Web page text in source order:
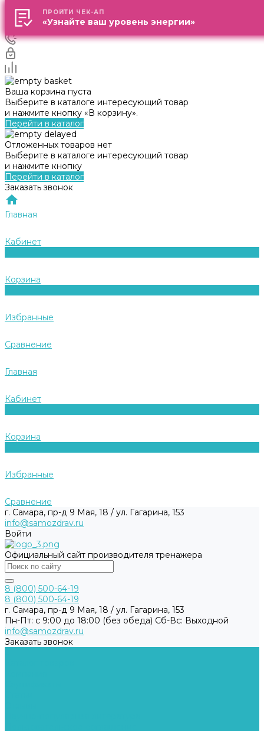
Ваша корзина пуста
Выберите в каталоге интересующий товар
и нажмите кнопку «В корзину».
Перейти в каталог
Отложенных товаров нет
Выберите в каталоге интересующий товар
и нажмите кнопку
Перейти в каталог
Заказать звонок
Главная
Кабинет
Корзина
Избранные
Сравнение
Главная
Кабинет
Корзина
Избранные
Сравнение
г. Самара, пр-д 9 Мая, 18 / ул. Гагарина, 153
info@samozdrav.ru
Войти
Официальный сайт производителя тренажера
8 (800) 500-64-19
8 (800) 500-64-19
г. Самара, пр-д 9 Мая, 18 / ул. Гагарина, 153
Пн-Пт: с 9:00 до 18:00 (без обеда) Cб-Вс: Выходной
info@samozdrav.ru
Заказать звонок
ПРОЙТИ ЧЕК-АП
«Узнайте ваш уровень энергии»
ПРОЙТИ ЧЕК-АП
«Узнайте ваш уровень энергии»